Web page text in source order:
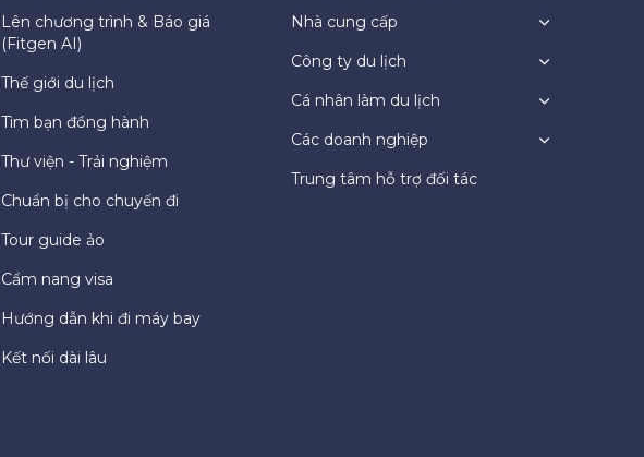
Lên chương trình & Báo giá
(Fitgen AI)
Thế giới du lịch
Tìm bạn đồng hành
Thư viện - Trải nghiệm
Chuẩn bị cho chuyến đi
Tour guide ảo
Cẩm nang visa
Hướng dẫn khi đi máy bay
Kết nối dài lâu
Nhà cung cấp
Công ty du lịch
Cá nhân làm du lịch
Các doanh nghiệp
Trung tâm hỗ trợ đối tác